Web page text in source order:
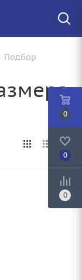
Подбор
0
0
0